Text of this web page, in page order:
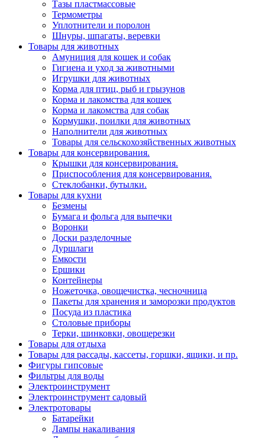
Тазы пластмассовые
Термометры
Уплотнители и поролон
Шнуры, шпагаты, веревки
Товары для животных
Амуниция для кошек и собак
Гигиена и уход за животными
Игрушки для животных
Корма для птиц, рыб и грызунов
Корма и лакомства для кошек
Корма и лакомства для собак
Кормушки, поилки для животных
Наполнители для животных
Товары для сельскохозяйственных животных
Товары для консервирования.
Крышки для консервирования.
Приспособления для консервирования.
Стеклобанки, бутылки.
Товары для кухни
Безмены
Бумага и фольга для выпечки
Воронки
Доски разделочные
Дуршлаги
Емкости
Ершики
Контейнеры
Ножеточка, овощечистка, чесночница
Пакеты для хранения и заморозки продуктов
Посуда из пластика
Столовые приборы
Терки, шинковки, овощерезки
Товары для отдыха
Товары для рассады, кассеты, горшки, ящики, и пр.
Фигуры гипсовые
Фильтры для воды
Электроинструмент
Электроинструмент садовый
Электротовары
Батарейки
Лампы накаливания